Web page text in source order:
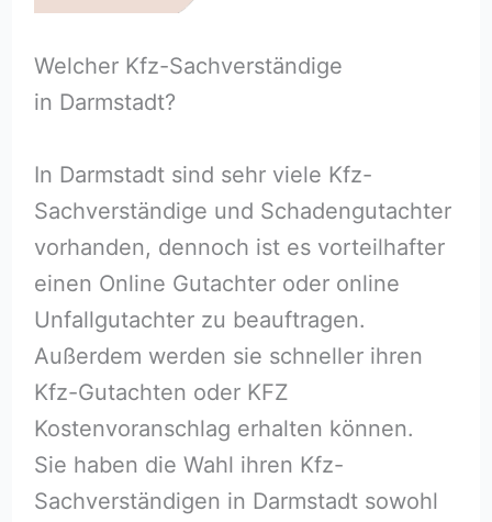
Welcher Kfz-Sachverständige
in Darmstadt?
In Darmstadt sind sehr viele Kfz-
Sachverständige und Schadengutachter
vorhanden, dennoch ist es vorteilhafter
einen Online Gutachter oder online
Unfallgutachter zu beauftragen.
Außerdem werden sie schneller ihren
Kfz-Gutachten oder KFZ
Kostenvoranschlag erhalten können.
Sie haben die Wahl ihren Kfz-
Sachverständigen in Darmstadt sowohl